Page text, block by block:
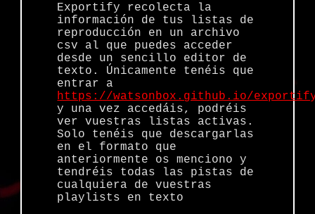
Exportify recolecta la
información de tus listas de
reproducción en un archivo
csv al que puedes acceder
desde un sencillo editor de
texto. Únicamente tenéis que
entrar a
https://watsonbox.github.io/
y una vez accedáis, podréis
ver vuestras listas activas.
Solo tenéis que descargarlas
en el formato que
anteriormente os menciono y
tendréis todas las pistas de
cualquiera de vuestras
playlists en texto